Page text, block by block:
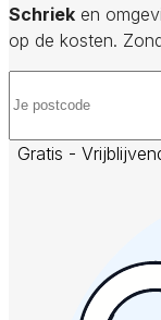
Schriek en
op de kosten.
Gratis -